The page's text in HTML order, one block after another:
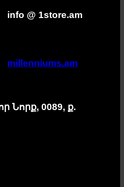
info @ 1store.am
millenniums.am
Նորք, 0089, ք.